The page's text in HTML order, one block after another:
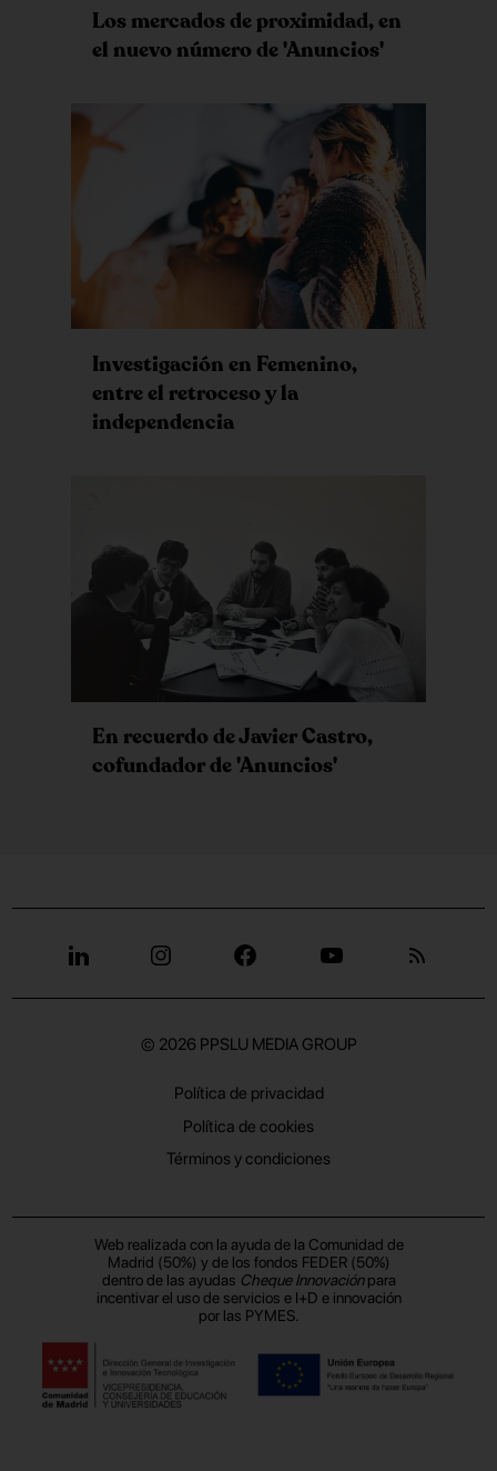
Los mercados de proximidad, en
el nuevo número de 'Anuncios'
Investigación en Femenino,
entre el retroceso y la
independencia
En recuerdo de Javier Castro,
cofundador de 'Anuncios'
© 2026 PPSLU MEDIA GROUP
Política de privacidad
Política de cookies
Términos y condiciones
Web realizada con la ayuda de la Comunidad de
Madrid (50%) y de los fondos FEDER (50%)
dentro de las ayudas Cheque Innovaciónpara
incentivar el uso de servicios e I+D e innovación
por las PYMES.